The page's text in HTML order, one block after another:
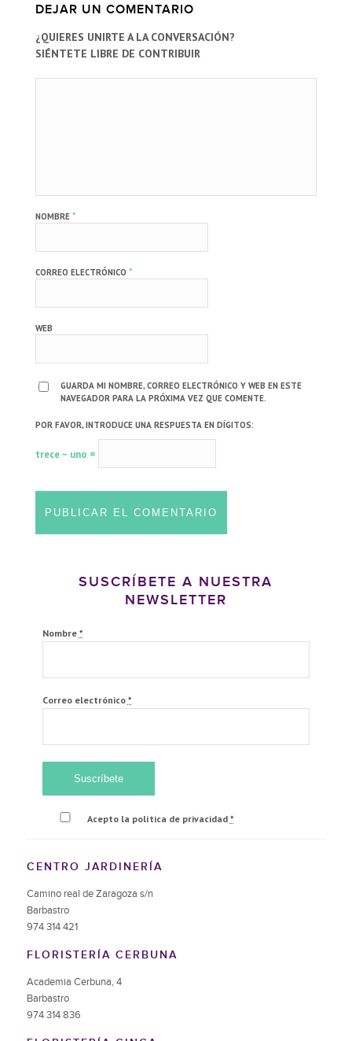
DEJAR UN COMENTARIO
¿QUIERES UNIRTE A LA CONVERSACIÓN?
SIÉNTETE LIBRE DE CONTRIBUIR
NOMBRE*
CORREO ELECTRÓNICO*
WEB
GUARDA MI NOMBRE, CORREO ELECTRÓNICO Y WEB EN ESTE
NAVEGADOR PARA LA PRÓXIMA VEZ QUE COMENTE.
POR FAVOR, INTRODUCE UNA RESPUESTA EN DÍGITOS:
trece − uno =
SUSCRÍBETE A NUESTRA
NEWSLETTER
Nombre *
Correo electrónico *
Acepto la política de privacidad *
CENTRO JARDINERÍA
Camino real de Zaragoza s/n
Barbastro
974 314 421
FLORISTERÍA CERBUNA
Academia Cerbuna, 4
Barbastro
974 314 836